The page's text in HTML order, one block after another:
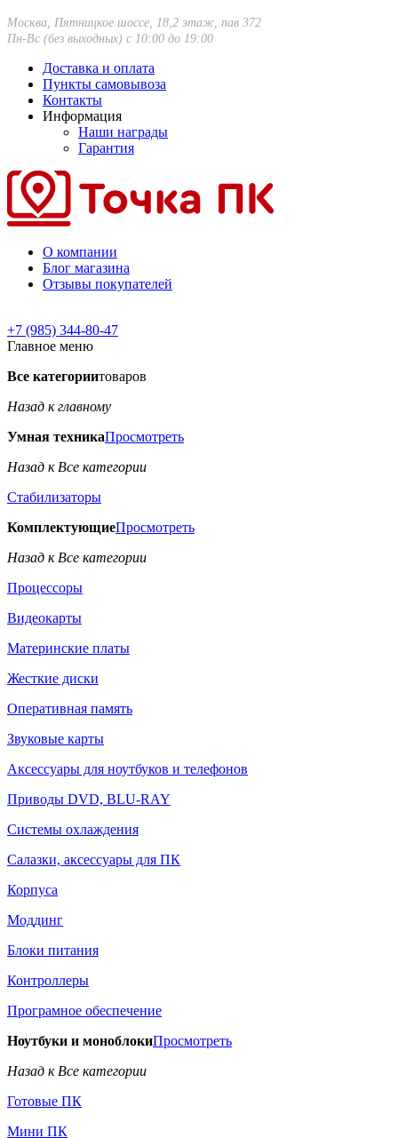
Москва, Пятницкое шоссе, 18,2 этаж, пав 372
Пн-Вс (без выходных) с 10:00 до 19:00
Доставка и оплата
Пункты самовывоза
Контакты
Информация
Наши награды
Гарантия
О компании
Блог магазина
Отзывы покупателей
+7 (985) 344-80-47
Главное меню
Все категориитоваров
Назад к главному
Умная техникаПросмотреть
Назад к Все категории
Стабилизаторы
КомплектующиеПросмотреть
Назад к Все категории
Процессоры
Видеокарты
Материнские платы
Жесткие диски
Оперативная память
Звуковые карты
Аксессуары для ноутбуков и телефонов
Приводы DVD, BLU-RAY
Системы охлаждения
Салазки, аксессуары для ПК
Корпуса
Моддинг
Блоки питания
Контроллеры
Програмное обеспечение
Ноутбуки и моноблокиПросмотреть
Назад к Все категории
Готовые ПК
Мини ПК